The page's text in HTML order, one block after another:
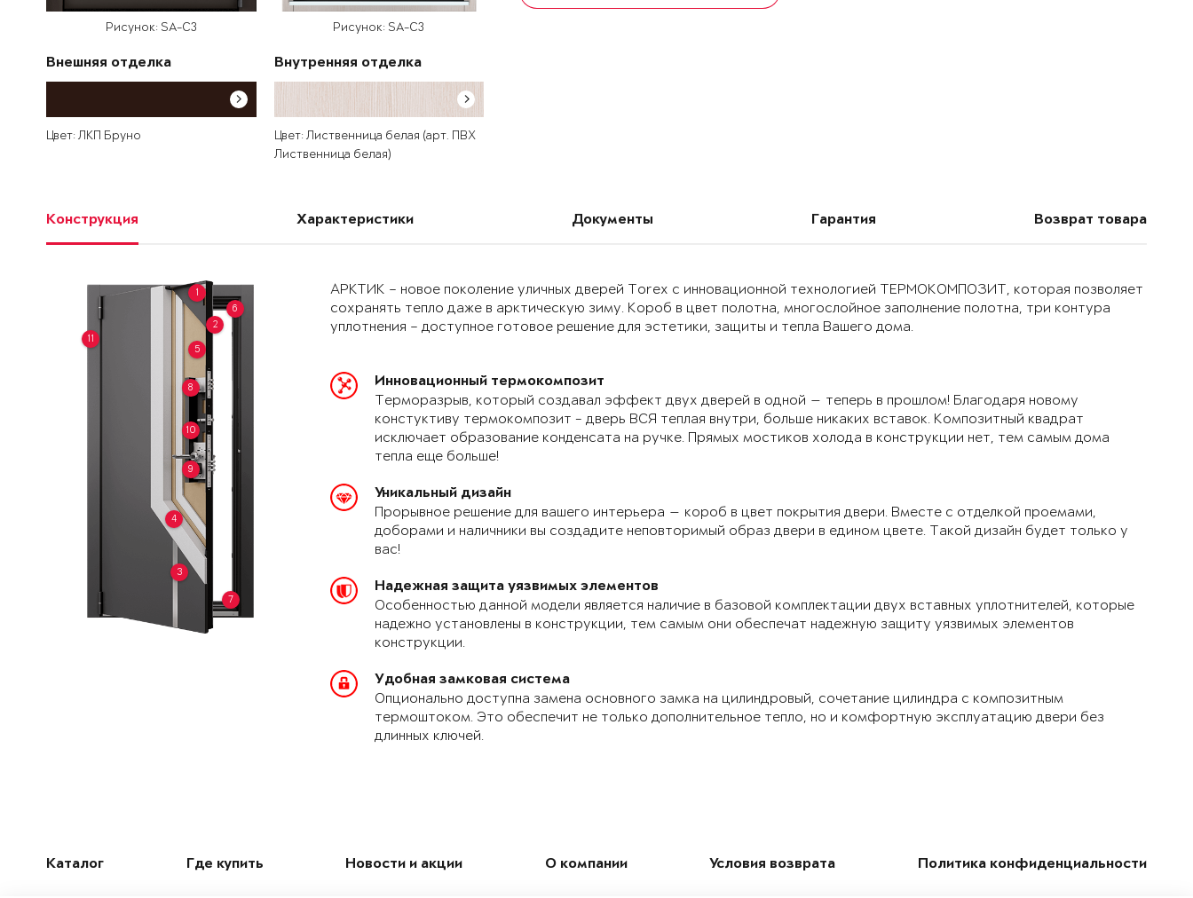
Рисунок: SA-C3
Внешняя отделка
Цвет: ЛКП Бруно
Рисунок: SA-C3
Внутренняя отделка
Цвет: Лиственница белая (арт. ПВХ
Лиственница белая)
Конструкция Характеристики Документы Гарантия Возврат товара
1
2
3
4
5
6
7
8
9
10
11
АРКТИК – новое поколение уличных дверей Torex с инновационной технологией ТЕРМОКОМПОЗИТ, которая позволяет
сохранять тепло даже в арктическую зиму. Короб в цвет полотна, многослойное заполнение полотна, три контура
уплотнения – доступное готовое решение для эстетики, защиты и тепла Вашего дома.
Инновационный термокомпозит
Терморазрыв, который создавал эффект двух дверей в одной — теперь в прошлом! Благодаря новому
констуктиву термокомпозит - дверь ВСЯ теплая внутри, больше никаких вставок. Композитный квадрат
исключает образование конденсата на ручке. Прямых мостиков холода в конструкции нет, тем самым дома
тепла еще больше!
Уникальный дизайн
Прорывное решение для вашего интерьера — короб в цвет покрытия двери. Вместе с отделкой проемами,
доборами и наличники вы создадите неповторимый образ двери в едином цвете. Такой дизайн будет только у
вас!
Надежная защита уязвимых элементов
Особенностью данной модели является наличие в базовой комплектации двух вставных уплотнителей, которые
надежно установлены в конструкции, тем самым они обеспечат надежную защиту уязвимых элементов
конструкции.
Удобная замковая система
Опционально доступна замена основного замка на цилиндровый, сочетание цилиндра с композитным
термоштоком. Это обеспечит не только дополнительное тепло, но и комфортную эксплуатацию двери без
длинных ключей.
Каталог Где купить Новости и акции О компании Условия возврата Политика конфиденциальности